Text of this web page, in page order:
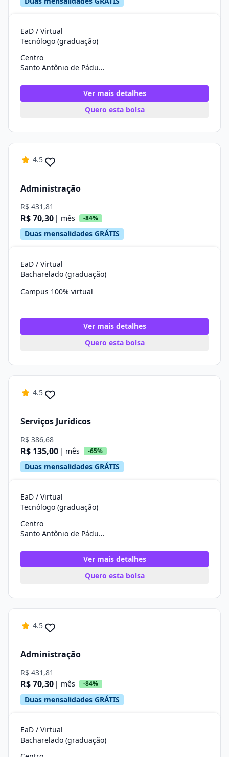
EaD / Virtual
Tecnólogo (graduação)
Centro
Santo Antônio de Pádua/RJ
Ver mais detalhes
Quero esta bolsa
4.5
Administração
R$ 431,81
R$ 70,30 | mês -84%
Duas mensalidades GRÁTIS
EaD / Virtual
Bacharelado (graduação)
Campus 100% virtual
Ver mais detalhes
Quero esta bolsa
4.5
Serviços Jurídicos
R$ 386,68
R$ 135,00 | mês -65%
Duas mensalidades GRÁTIS
EaD / Virtual
Tecnólogo (graduação)
Centro
Santo Antônio de Pádua/RJ
Ver mais detalhes
Quero esta bolsa
4.5
Administração
R$ 431,81
R$ 70,30 | mês -84%
Duas mensalidades GRÁTIS
EaD / Virtual
Bacharelado (graduação)